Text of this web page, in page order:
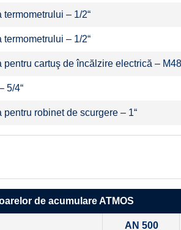
termometrului – 1/2“
termometrului – 1/2“
pentru cartuş de încălzire electrică –
5/4“
pentru robinet de scurgere – 1“
de acumulareATMOS
AN 500